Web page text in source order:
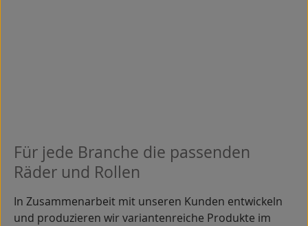
Für jede Branche die passenden
Räder und Rollen
In Zusammenarbeit mit unseren Kunden entwickeln
und produzieren wir variantenreiche Produkte im